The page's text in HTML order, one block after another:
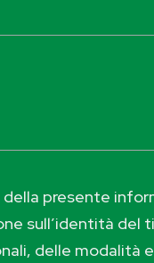
presente
sull’identità del
delle modalità